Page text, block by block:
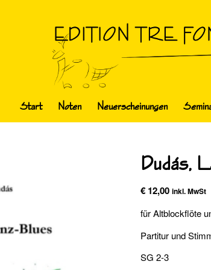
Start Noten Neuerscheinungen
Dudás,
€ 12,00 inkl. MwSt
für Altblockflöte
Partitur und
SG 2-3